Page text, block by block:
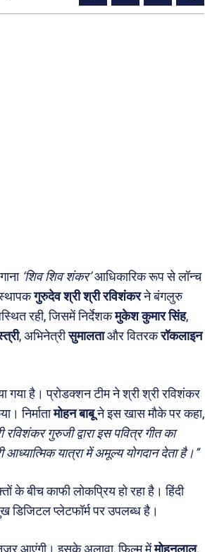
मधुर वचन
अन्य
धर्म व अध्यात्म
महिला जगत
‘शिव शिव शंकर’आधिकारिक रूप से लॉन्च
गुरुदेव श्री श्री रविशंकरने बंगलुरु
रही, जिसमें निर्देशकमुकेश कुमार सिंह,
, अभिनेत्रीसुमालताऔर वितरकरॉकलाइन
गया है। प्रोडक्शन टीम ने श्री श्री रविशंकर
निर्मातामोहन बाबूने इस खास मौके पर कहा,
गुरुजी द्वारा इस पवित्र गीत का
आध्यात्मिक यात्रा में अमूल्य योगदान देता है।”
के बीच काफी लोकप्रिय हो रहा है। हिंदी
डिजिटल प्लेटफॉर्म पर उपलब्ध है।
आएंगी। इसके अलावा, फिल्म मेंमोहनलाल,